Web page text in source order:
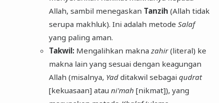
Allah, sambil menegaskan Tanzih (Allah tidak
serupa makhluk). Ini adalah metode Salaf
yang paling aman.
Takwil:Mengalihkan makna zahir(literal) ke
makna lain yang sesuai dengan keagungan
Allah (misalnya, Yadditakwil sebagai qudrat
[kekuasaan] atau ni'mah [nikmat]), yang